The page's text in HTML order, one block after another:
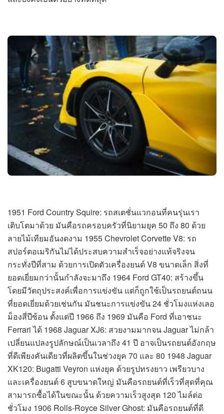
1951 Ford Country Squire: รถสเตชั่นแวกอนที่คนรุ่นเรา
เติบโตมาด้วย มันคือรถครอบครัวที่นิยามยุค 50 ถึง 80 ด้วย
ลายไม้เทียมอันงดงาม 1955 Chevrolet Corvette V8: รถ
สปอร์ตอเมริกันไม่ได้ประสบความสำเร็จอย่างแท้จริงจน
กระทั่งปีที่สาม ด้วยการเปิดตัวเครื่องยนต์ V8 ขนาดเล็ก สิ่งที่
ยอดเยี่ยมกว่านั้นกำลังจะมาถึง 1964 Ford GT40: สร้างขึ้น
โดยมีวัตถุประสงค์เพื่อการแข่งขัน แต่ก็ถูกใช้เป็นรถยนต์ถนน
ที่ยอดเยี่ยมด้วยเช่นกัน มันชนะการแข่งขัน 24 ชั่วโมงแห่งเลอ
ม็องสี่ปีซ้อน ตั้งแต่ปี 1966 ถึง 1969 มันคือ Ford ที่เอาชนะ
Ferrari ได้ 1968 Jaguar XJ6: สวยงามมากจน Jaguar ไม่กล้า
เปลี่ยนแปลงรูปลักษณ์เป็นเวลาถึง 41 ปี อาจเป็นรถยนต์อังกฤษ
ที่ดีเพียงคันเดียวที่ผลิตขึ้นในช่วงยุค 70 และ 80 1948 Jaguar
XK120: Bugatti Veyron แห่งยุค ด้วยรูปทรงยาว เพรียวบาง
และเครื่องยนต์ 6 สูบขนาดใหญ่ มันคือรถยนต์ที่เร็วที่สุดที่คุณ
สามารถซื้อได้ในขณะนั้น ด้วยความเร็วสูงสุด 120 ไมล์ต่อ
ชั่วโมง 1906 Rolls-Royce Silver Ghost: มันคือรถยนต์ที่ดี